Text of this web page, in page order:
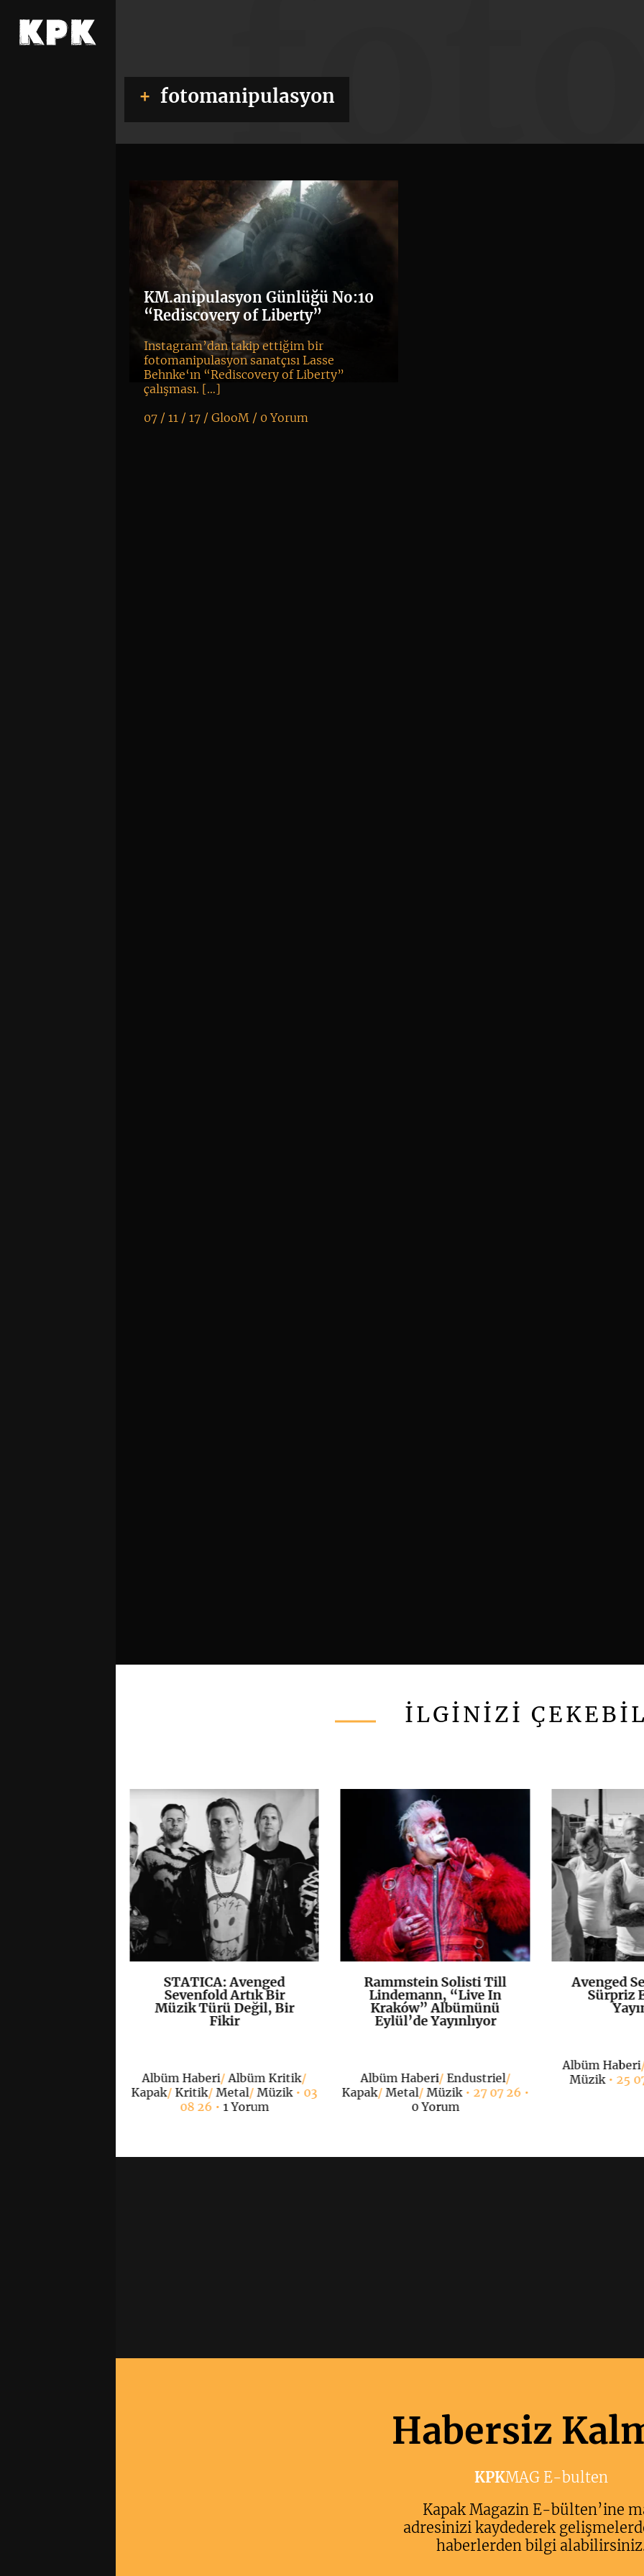
fotomanipulasyon
KM.anipulasyon Günlüğü No:10
“Rediscovery of Liberty”
Instagram’dan takip ettiğim bir
fotomanipulasyon sanatçısı Lasse
Behnke‘ın “Rediscovery of Liberty”
çalışması. […]
07 / 11 / 17 /GlooM / 0 Yorum
İLGİNİZİ
K+
STATICA: Avenged
Sevenfold Artık Bir
Müzik Türü Değil, Bir
Fikir
Albüm Haberi/Albüm Kritik/
Kapak/ Kritik/Metal/Müzik• 03
08 26 •1 Yorum
K+
Rammstein Solisti Till
Lindemann, “Live In
Kraków” Albümünü
Eylül’de Yayınlıyor
Albüm Haberi/Endustriel/
Kapak/Metal/Müzik• 27 07 26 •
0 Yorum
Avenged
Sürpriz
Albüm Haberi
Müzik• 25
Habersiz
KPKMAG E-bulten
Kapak Magazin E-bülten’ine
adresinizi kaydederek
haberlerden bilgi